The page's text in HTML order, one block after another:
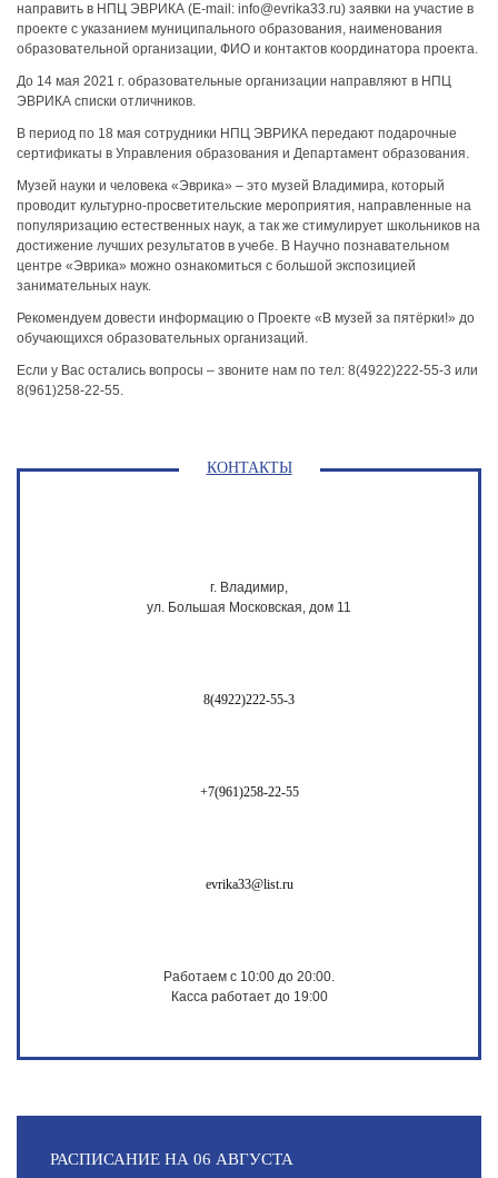
направить в НПЦ ЭВРИКА (E-mail: info@evrika33.ru) заявки на участие в
проекте с указанием муниципального образования, наименования
образовательной организации, ФИО и контактов координатора проекта.
До 14 мая 2021 г. образовательные организации направляют в НПЦ
ЭВРИКА списки отличников.
В период по 18 мая сотрудники НПЦ ЭВРИКА передают подарочные
сертификаты в Управления образования и Департамент образования.
Музей науки и человека «Эврика» – это музей Владимира, который
проводит культурно-просветительские мероприятия, направленные на
популяризацию естественных наук, а так же стимулирует школьников на
достижение лучших результатов в учебе. В Научно познавательном
центре «Эврика» можно ознакомиться с большой экспозицией
занимательных наук.
Рекомендуем довести информацию о Проекте «В музей за пятёрки!» до
обучающихся образовательных организаций.
Если у Вас остались вопросы – звоните нам по тел: 8(4922)222-55-3 или
8(961)258-22-55.
КОНТАКТЫ
г. Владимир,
ул. Большая Московская, дом 11
8(4922)222-55-3
+7(961)258-22-55
evrika33@list.ru
Работаем с 10:00 до 20:00.
Касса работает до 19:00
РАСПИСАНИЕ НА 06 АВГУСТА